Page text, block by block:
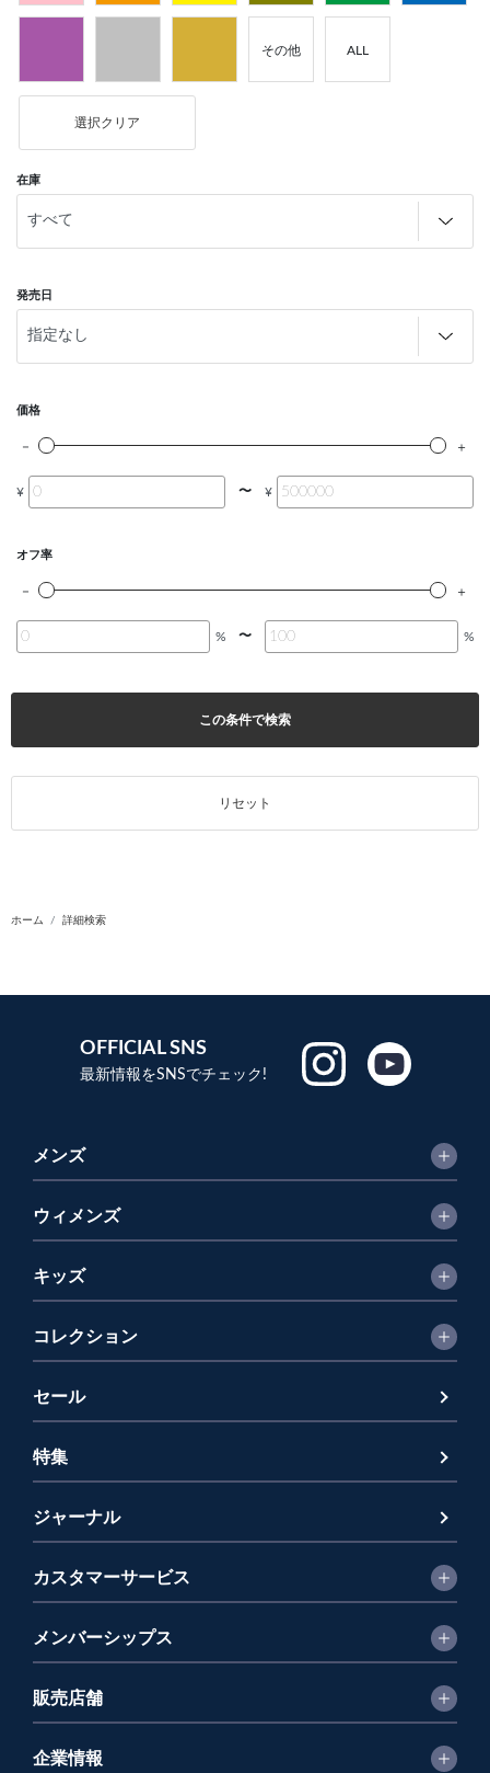
その他 ALL
選択クリア
在庫
発売日
価格
¥ 〜 ¥
オフ率
% 〜 %
この条件で検索
リセット
ホーム 詳細検索
OFFICIAL SNS
最新情報をSNSでチェック!
メンズ
ウィメンズ
キッズ
コレクション
セール
特集
ジャーナル
カスタマーサービス
メンバーシップス
販売店舗
企業情報